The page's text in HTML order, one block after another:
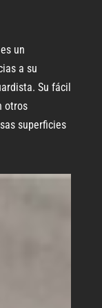
un
a su
Su fácil
otros
superficies